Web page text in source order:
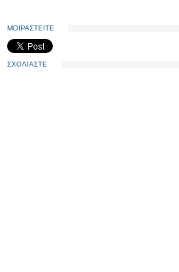
ΜΟΙΡΑΣΤΕΙΤΕ
ΣΧΟΛΙΑΣΤΕ